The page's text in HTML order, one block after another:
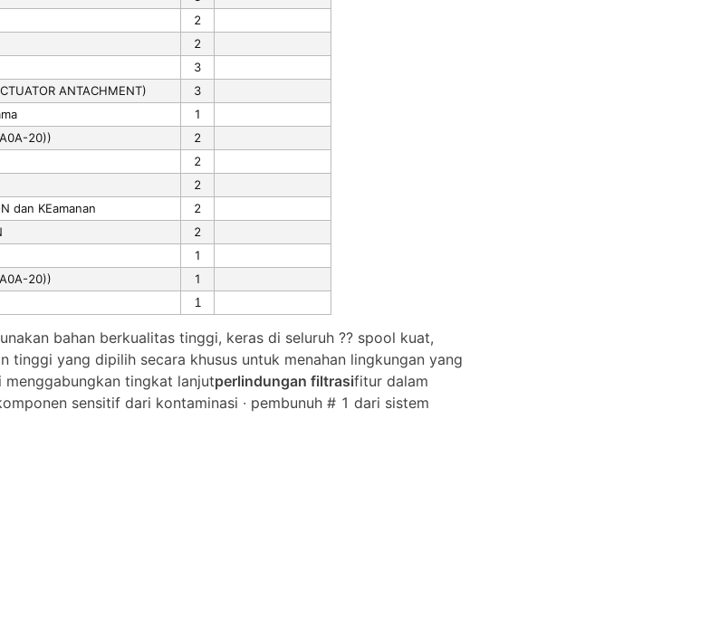
2
2
3
ANTACHMENT)
3
1
20))
2
2
2
dan KEamanan
2
2
1
20)) 1
1
bahan berkualitas tinggi, keras di seluruh ?? spool kuat,
tinggi yang dipilih secara khusus untuk menahan lingkungan yang
tingkat lanjutperlindungan filtrasifitur dalam
sensitif dari kontaminasi ∙ pembunuh # 1 dari sistem